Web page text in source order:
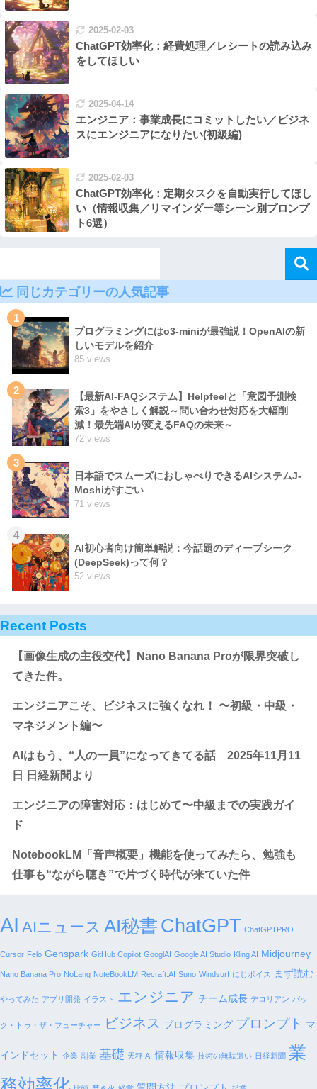
2025-02-03
ChatGPT効率化：経費処理／レシートの読み込み
をしてほしい
2025-04-14
エンジニア：事業成長にコミットしたい／ビジネ
スにエンジニアになりたい(初級編)
2025-02-03
ChatGPT効率化：定期タスクを自動実行してほし
い（情報収集／リマインダー等シーン別プロンプ
ト6選）
同じカテゴリーの人気記事
1
プログラミングにはo3-miniが最強説！OpenAIの新
しいモデルを紹介
85 views
2
【最新AI-FAQシステム】Helpfeelと「意図予測検
索3」をやさしく解説～問い合わせ対応を大幅削
減！最先端AIが変えるFAQの未来～
72 views
3
日本語でスムーズにおしゃべりできるAIシステムJ-
Moshiがすごい
71 views
4
AI初心者向け簡単解説：今話題のディープシーク
(DeepSeek)って何？
52 views
Recent Posts
【画像生成の主役交代】Nano Banana Proが限界突破し
てきた件。
エンジニアこそ、ビジネスに強くなれ！ 〜初級・中級・
マネジメント編〜
AIはもう、“人の一員”になってきてる話 2025年11月11
日 日経新聞より
エンジニアの障害対応：はじめて〜中級までの実践ガイ
ド
NotebookLM「音声概要」機能を使ってみたら、勉強も
仕事も“ながら聴き”で片づく時代が来ていた件
AI AIニュース AI秘書 ChatGPT ChatGPTPRO
Cursor Felo Genspark GitHub Copilot GooglAI Google AI Studio Kling AI Midjourney
Nano Banana Pro NoLang NoteBookLM Recraft.AI Suno Windsurf にじボイス まず読む
やってみた アプリ開発 イラスト エンジニア チーム成長 デロリアン バッ
ク・トゥ・ザ・フューチャー ビジネス プログラミング プロンプト マ
インドセット 企業 副業 基礎 天秤.AI 情報収集 技術の無駄遣い 日経新聞 業